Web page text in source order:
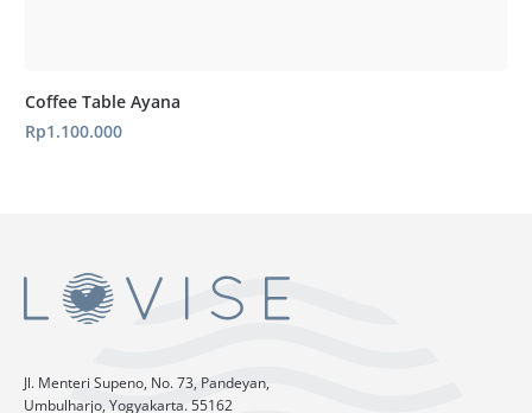
Coffee Table Ayana
Rp1.100.000
Jl. Menteri Supeno, No. 73, Pandeyan,
Umbulharjo, Yogyakarta. 55162